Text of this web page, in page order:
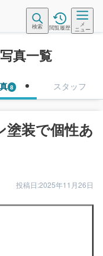
検索 閲覧履歴
メ
ニュー
真一覧
8 スタッフ
塗装で個性あ
投稿日:2025年11月26日